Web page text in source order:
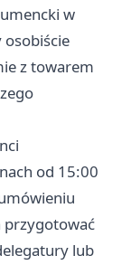
w
z towarem
od 15:00
przygotować
lub